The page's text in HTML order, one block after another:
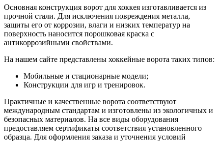
Основная конструкция ворот для хоккея изготавливается из
прочной стали. Для исключения повреждения металла,
защиты его от коррозии, влаги и низких температур на
поверхность наносится порошковая краска с
антикоррозийными свойствами.
На нашем сайте представлены хоккейные ворота таких типов:
Мобильные и стационарные модели;
Конструкции для игр и тренировок.
Практичные и качественные ворота соответствуют
международным стандартам и изготовлены из экологичных и
безопасных материалов. На все виды оборудования
предоставляем сертификаты соответствия установленного
образца. Для оформления заказа и уточнения условий